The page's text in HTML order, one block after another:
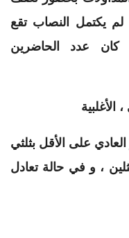
لم يكتمل النصاب تقع
يوما مهما كان عدد الحاضرين
على الأقل بثلثي
، و في حالة تعادل